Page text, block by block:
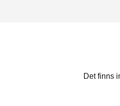
Det finns